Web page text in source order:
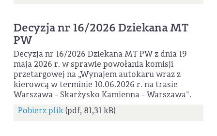
Decyzja nr 16/2026 Dziekana MT
PW
Decyzja nr 16/2026 Dziekana MT PW z dnia 19
maja 2026 r. w sprawie powołania komisji
przetargowej na „Wynajem autokaru wraz z
kierowcą w terminie 10.06.2026 r. na trasie
Warszawa - Skarżysko Kamienna - Warszawa".
Pobierz plik(pdf, 81,31 kB)